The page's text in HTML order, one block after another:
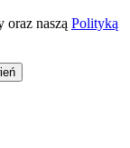
oraz naszą Polityką